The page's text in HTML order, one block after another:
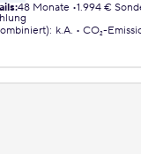
:48 Monate 1.994 €
: k.A.
CO₂-